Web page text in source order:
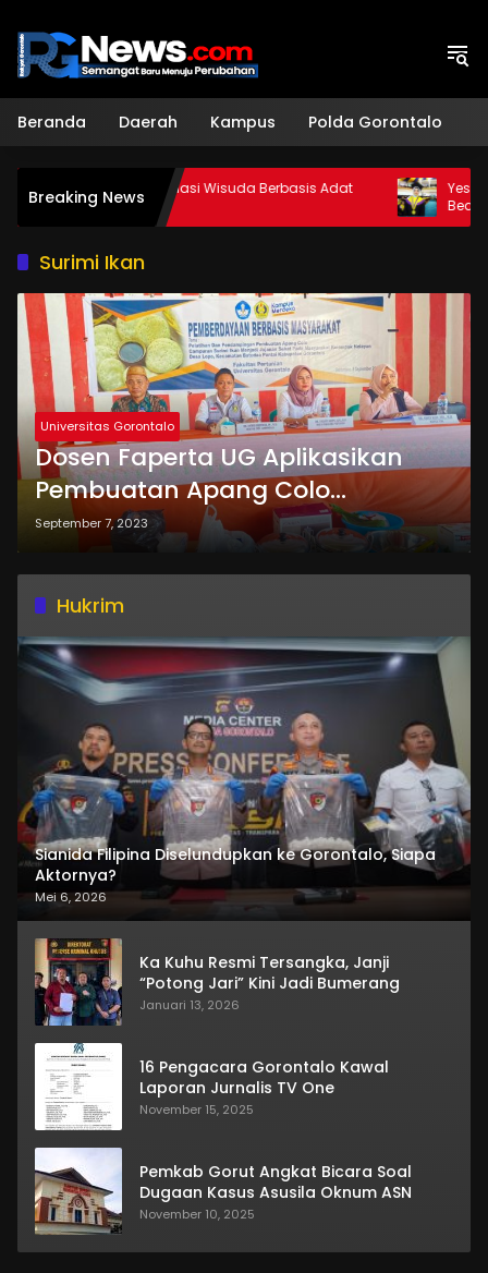
konten
Beranda Daerah Kampus Polda Gorontalo
Breaking News
LLDikti Apresiasi Wisuda Berbasis Adat
Gorontalo
Yessy
Beasiswa 100
Surimi Ikan
Universitas Gorontalo
Dosen Faperta UG Aplikasikan
Pembuatan Apang Colo
Campuran Surimi Ikan, Ternyata
September 7, 2023
Hukrim
Sianida Filipina Diselundupkan ke Gorontalo, Siapa
Aktornya?
Mei 6, 2026
Ka Kuhu Resmi Tersangka, Janji
“Potong Jari” Kini Jadi Bumerang
Januari 13, 2026
16 Pengacara Gorontalo Kawal
Laporan Jurnalis TV One
November 15, 2025
Pemkab Gorut Angkat Bicara Soal
Dugaan Kasus Asusila Oknum ASN
November 10, 2025